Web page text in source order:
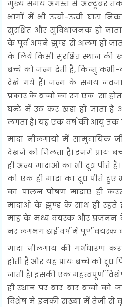
मुख्य समय अगस्त से अक्टूबर तक
भागों में भी ऊंची-ऊंची घास
सुरक्षित और सुविधाजनक हो
के पूर्व अपने झुण्ड से अलग हो
के लिये किसी सुरक्षित स्थान की
बच्चे को जन्म देती है, किन्तु कभी-
देखे गये हैं। जन्म के समय नवजात
प्रकार के बच्चों का रंग एक-सा
घन्टे में उठ कर खड़ा हो जाता है
लगता है। यह एक वर्ष की आयु तक
मादा नीलगायों में
देखने को मिलता है। इनमें प्रायः
ही अन्य मादाओं का भी दूध पीते
को एक ही मादा का दूध पीते हुए
का पालन-पोषण मादाएं ही
मादाओं के झुण्ड के साथ ही रहते
माह के मध्य वयस्क और प्रजनन
नर लगभग ढाई वर्ष में पूर्ण वयस्क
मादा नीलगाय की गर्भधारण
होती है और यह प्रायः बच्चे को दूध
जाती है। इसकी एक महत्त्वपूर्ण
ही स्थान पर बार-बार बच्चों को
विशेष में इनकी संख्या में तेजी से